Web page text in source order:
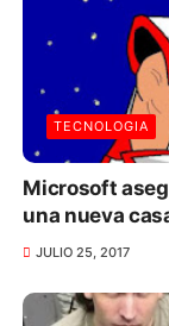
TECNOLOGIA
Microsoft
una nueva
JULIO 25, 2017